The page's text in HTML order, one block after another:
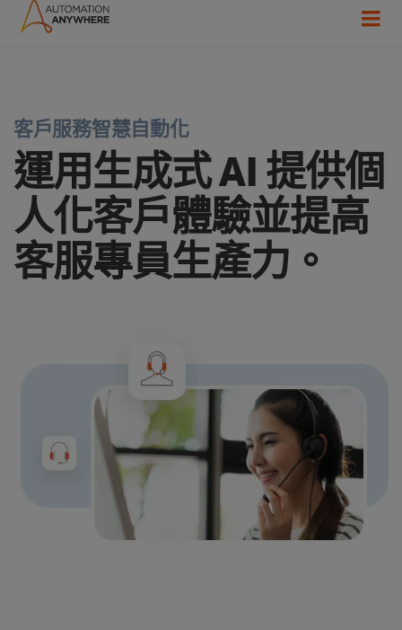
客戶服務智慧自動化
運用生成式 AI 提供個
人化客戶體驗並提高
客服專員生產力。